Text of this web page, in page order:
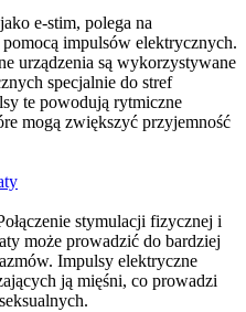
e-stim, polega na
impulsów elektrycznych.
urządzenia są wykorzystywane
specjalnie do stref
te powodują rytmiczne
mogą zwiększyć przyjemność
stymulacji fizycznej i
może prowadzić do bardziej
Impulsy elektryczne
ją mięśni, co prowadzi